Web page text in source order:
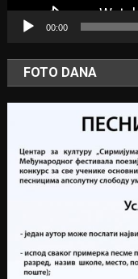
00:00
FOTO DANA